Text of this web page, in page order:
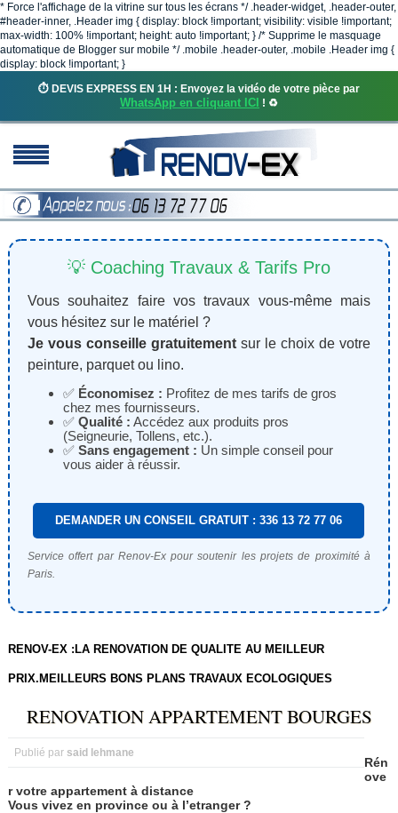
* Force l'affichage de la vitrine sur tous les écrans */ .header-widget, .header-outer,
#header-inner, .Header img { display: block !important; visibility: visible !important;
max-width: 100% !important; height: auto !important; } /* Supprime le masquage
automatique de Blogger sur mobile */ .mobile .header-outer, .mobile .Header img {
display: block !important; }
⏱️ DEVIS EXPRESS EN 1H : Envoyez la vidéo de votre pièce par
WhatsApp en cliquant ICI ! ♻️
💡 Coaching Travaux & Tarifs Pro
Vous souhaitez faire vos travaux vous-même mais
vous hésitez sur le matériel ?
Je vous conseille gratuitementsur le choix de votre
peinture, parquet ou lino.
✅ Économisez : Profitez de mes tarifs de gros
chez mes fournisseurs.
✅ Qualité : Accédez aux produits pros
(Seigneurie, Tollens, etc.).
✅ Sans engagement : Un simple conseil pour
vous aider à réussir.
DEMANDER UN CONSEIL GRATUIT : 336 13 72 77 06
Service offert par Renov-Ex pour soutenir les projets de proximité à
Paris.
RENOV-EX :LA RENOVATION DE QUALITE AU MEILLEUR
PRIX.MEILLEURS BONS PLANS TRAVAUX ECOLOGIQUES
RENOVATION APPARTEMENT BOURGES
Publié par said lehmane
Rén
ove
r votre appartement à distance
Vous vivez en province ou à l’etranger ?